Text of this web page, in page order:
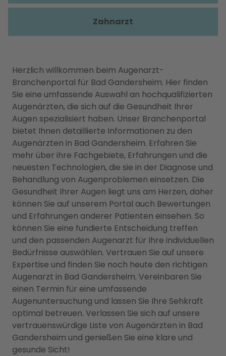
Herzlich willkommen beim Augenarzt-
Branchenportal für Bad Gandersheim. Hier finden
Sie eine umfassende Auswahl an hochqualifizierten
Augenärzten, die sich auf die Gesundheit Ihrer
Augen spezialisiert haben. Unser Branchenportal
bietet Ihnen detaillierte Informationen zu den
Augenärzten in Bad Gandersheim. Erfahren Sie
mehr über ihre Fachgebiete, Erfahrungen und die
neuesten Technologien, die sie in der Diagnose und
Behandlung von Augenproblemen einsetzen. Die
Gesundheit Ihrer Augen liegt uns am Herzen, daher
können Sie auf unserem Portal auch Bewertungen
und Erfahrungen anderer Patienten einsehen. So
können Sie eine fundierte Entscheidung treffen
und den passenden Augenarzt für Ihre individuellen
Bedürfnisse auswählen. Vertrauen Sie auf unsere
Expertise und finden Sie noch heute den richtigen
Augenarzt in Bad Gandersheim. Vereinbaren Sie
einen Termin für eine umfassende
Augenuntersuchung und lassen Sie Ihre Sehkraft
optimal betreuen. Verlassen Sie sich auf unsere
vertrauenswürdige Liste von Augenärzten in Bad
Gandersheim und genießen Sie eine klare und
gesunde Sicht!
Zahnarzt